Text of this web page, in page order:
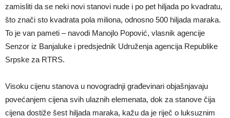
zamisliti da se neki novi stanovi nude i po pet hiljada po kvadratu,
što znači sto kvadrata pola miliona, odnosno 500 hiljada maraka.
To je van pameti – navodi Manojlo Popović, vlasnik agencije
Senzor iz Banjaluke i predsjednik Udruženja agencija Republike
Srpske za RTRS.
Visoku cijenu stanova u novogradnji građevinari objašnjavaju
povećanjem cijena svih ulaznih elemenata, dok za stanove čija
cijena dostiže šest hiljada maraka, kažu da je riječ o luksuznim